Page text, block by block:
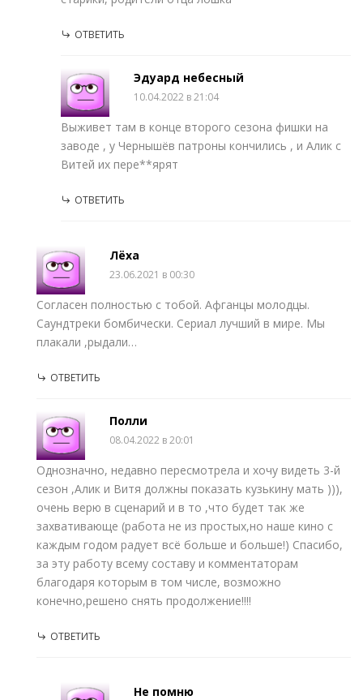
ОТВЕТИТЬ
Эдуард небесный
10.04.2022 в 21:04
Выживет там в конце второго сезона фишки на
заводе , у Чернышёв патроны кончились , и Алик с
Витей их пере**ярят
ОТВЕТИТЬ
Лёха
23.06.2021 в 00:30
Согласен полностью с тобой. Афганцы молодцы.
Саундтреки бомбически. Сериал лучший в мире. Мы
плакали ,рыдали…
ОТВЕТИТЬ
Полли
08.04.2022 в 20:01
Однозначно, недавно пересмотрела и хочу видеть 3-й
сезон ,Алик и Витя должны показать кузькину мать ))),
очень верю в сценарий и в то ,что будет так же
захвативающе (работа не из простых,но наше кино с
каждым годом радует всё больше и больше!) Спасибо,
за эту работу всему составу и комментаторам
благодаря которым в том числе, возможно
конечно,решено снять продолжение!!!!
ОТВЕТИТЬ
Не помню